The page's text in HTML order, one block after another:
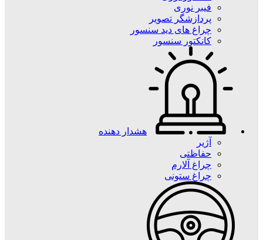
فیبر نوری
پردازشگر تصویر
چراغ های دید سنسور
کانکتور سنسور
هشدار دهنده
آژیر
حفاظتی
چراغ آلارم
چراغ ستونی